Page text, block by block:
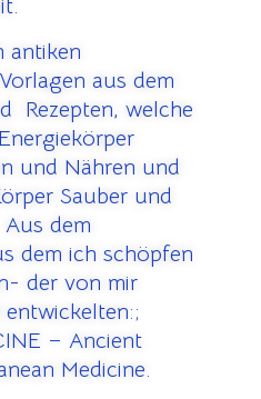
antiken
aus dem
Rezepten, welche
und Nähren und
Sauber und
dem
dem ich schöpfen
der von mir
– Ancient
Medicine.